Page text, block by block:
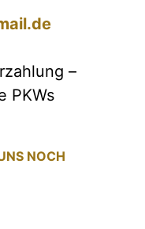
–
PKWs
NOCH